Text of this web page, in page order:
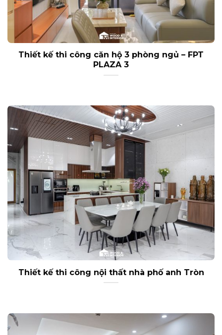
Thiết kế thi công căn hộ 3 phòng ngủ – FPT
PLAZA 3
Thiết kế thi công nội thất nhà phố anh Tròn